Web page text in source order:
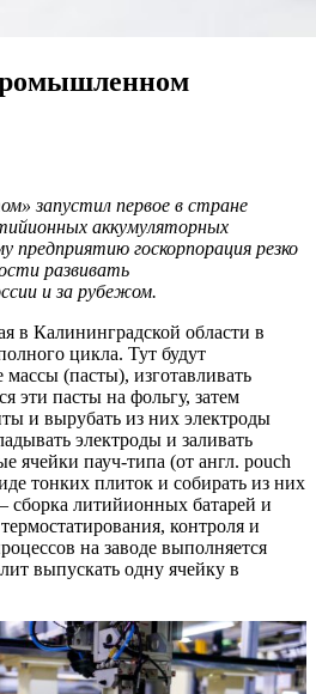
запустил первое в стране
аккумуляторных
предприятию госкорпорация резко
развивать
и за рубежом.
в Калининградской области в
цикла. Тут будут
(пасты), изготавливать
эти пасты на фольгу, затем
и вырубать из них электроды
электроды и заливать
ячейки пауч-типа (от англ. pouch
тонких плиток и собирать из них
литийионных батарей и
контроля и
на заводе выполняется
выпускать одну ячейку в